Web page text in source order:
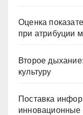
Оценка
при атрибуции
Второе
культуру
Поставка